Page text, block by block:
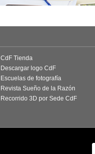
CdF Tienda
Descargar logo CdF
Escuelas de fotografía
Revista Sueño de la Razón
Recorrido 3D por Sede CdF